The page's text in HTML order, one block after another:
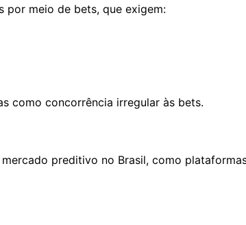
por meio de bets, que exigem:
como concorrência irregular às bets.
preditivo no Brasil, como